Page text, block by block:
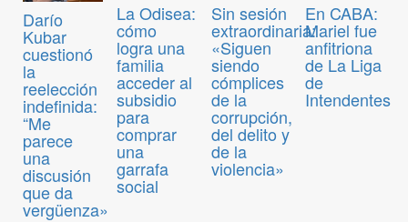
Darío
Kubar
cuestionó
la
reelección
indefinida:
“Me
parece
una
discusión
que da
vergüenza»
La Odisea:
cómo
logra una
familia
acceder al
subsidio
para
comprar
una
garrafa
social
Sin sesión
extraordinaria:
«Siguen
siendo
cómplices
de la
corrupción,
del delito y
de la
violencia»
En CABA:
Mariel fue
anfitriona
de La Liga
de
Intendentes